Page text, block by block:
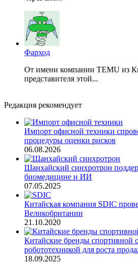
Фарход
От имени компании TEMU из
представителя этой...
Редакция рекомендует
Импорт офисной техники
процедуры оценки рисков
06.08.2026
Шанхайский синхротрон
биомедицине и ИИ
07.05.2025
Китайская компания SDIC
Великобритании
21.10.2020
Китайские бренды спортивной
робототехникой для роста
18.09.2025